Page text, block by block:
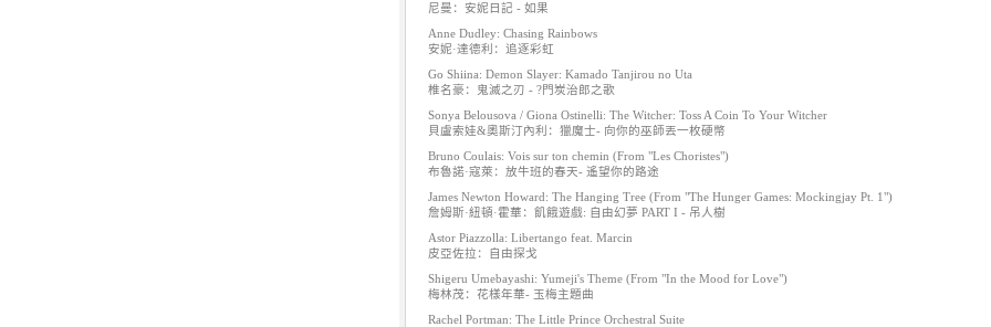
尼曼：安妮日記 - 如果
Anne Dudley: Chasing Rainbows
安妮·達德利：追逐彩虹
Go Shiina: Demon Slayer: Kamado Tanjirou no Uta
椎名豪：鬼滅之刃 - ?門炭治郎之歌
Sonya Belousova / Giona Ostinelli: The Witcher: Toss A Coin To Your Witcher
貝盧索娃&奧斯汀內利：獵魔士- 向你的巫師丟一枚硬幣
Bruno Coulais: Vois sur ton chemin (From "Les Choristes")
布魯諾·寇萊：放牛班的春天- 遙望你的路途
James Newton Howard: The Hanging Tree (From "The Hunger Games: Mockingjay Pt. 1")
詹姆斯·紐頓·霍華：飢餓遊戲: 自由幻夢 PART I - 吊人樹
Astor Piazzolla: Libertango feat. Marcin
皮亞佐拉：自由探戈
Shigeru Umebayashi: Yumeji's Theme (From "In the Mood for Love")
梅林茂：花樣年華- 玉梅主題曲
Rachel Portman: The Little Prince Orchestral Suite